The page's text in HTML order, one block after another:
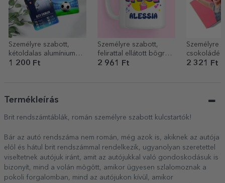
Személyre szabott,
kétoldalas alumínium
kártya üzenettel és
1 200 Ft
Személyre szabott,
felirattal ellátott bögre –
Kpop
2 961 Ft
Személyre
csokoládé
fotóval és
2 321 Ft
Termékleírás
Brit rendszámtáblák, román személyre szabott kulcstartók!
Bár az autó rendszáma nem román, még azok is, akiknek az autója
elöl és hátul brit rendszámmal rendelkezik, ugyanolyan szeretettel
viseltetnek autójuk iránt, amit az autójukkal való gondoskodásuk is
bizonyít, mind a volán mögött, amikor ügyesen szlalomoznak a
pokoli forgalomban, mind az autójukon kívül, amikor